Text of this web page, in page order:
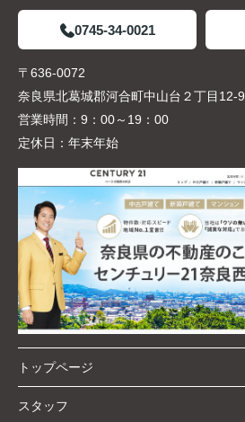
0745-34-0021
〒636-0072
奈良県北葛城郡河合町中山台２丁目12-9
営業時間： 9：00～19：00
定休日： 年末年始
トップページ
スタッフ